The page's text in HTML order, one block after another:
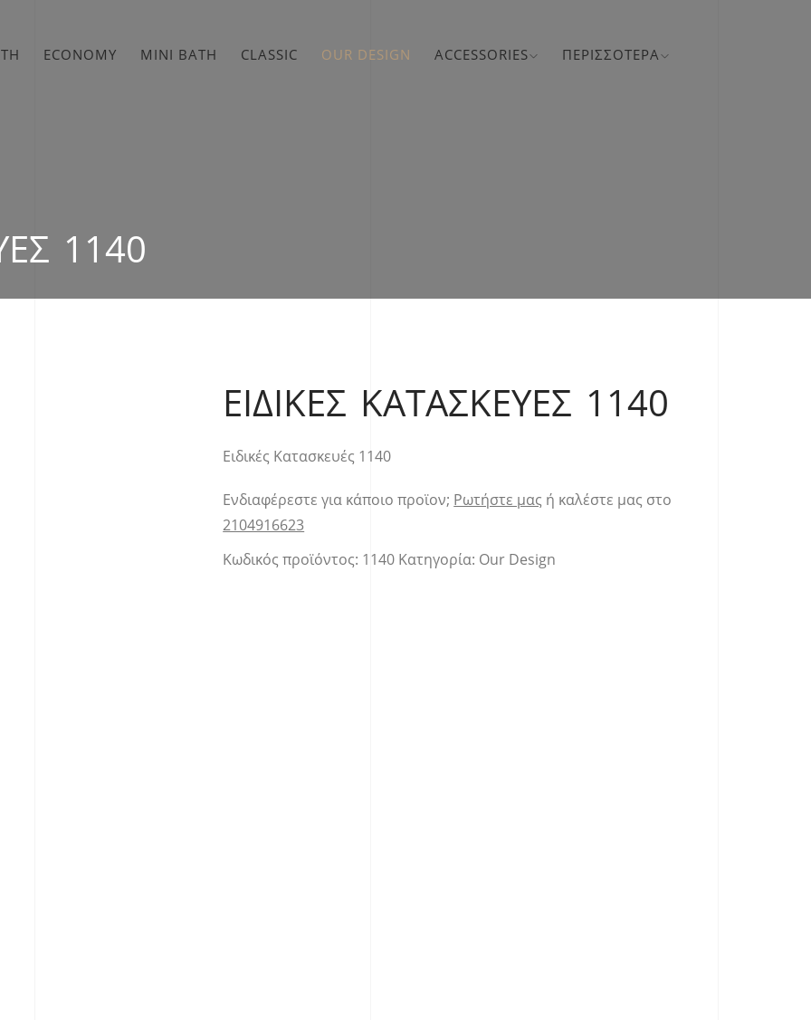
ECONOMY MINI BATH CLASSIC OUR DESIGN ACCESSORIES ΠΕΡΙΣΣΌΤΕΡΑ
1140
ΕΙΔΙΚΈΣ ΚΑΤΑΣΚΕΥΈΣ 1140
Ειδικές Κατασκευές 1140
Ενδιαφέρεστε για κάποιο προϊον; Ρωτήστε μας ή καλέστε μας στο
2104916623
Κωδικός προϊόντος: 1140 Κατηγορία: Our Design